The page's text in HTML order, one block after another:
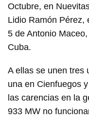
Octubre, en
Lidio Ramón Pérez,
5 de Antonio
Cuba.
A ellas se unen tres
una en Cienfuegos
las carencias en la
933 MW no